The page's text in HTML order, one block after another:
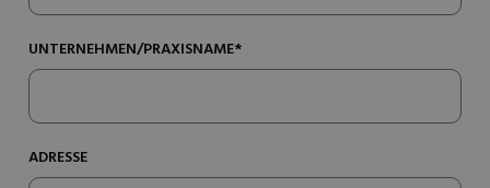
UNTERNEHMEN/PRAXISNAME*
ADRESSE